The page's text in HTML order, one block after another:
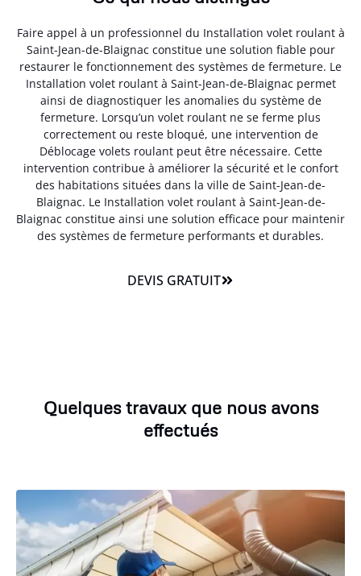
Faire appel à un professionnel du Installation volet roulant à
Saint-Jean-de-Blaignac constitue une solution fiable pour
restaurer le fonctionnement des systèmes de fermeture. Le
Installation volet roulant à Saint-Jean-de-Blaignac permet
ainsi de diagnostiquer les anomalies du système de
fermeture. Lorsqu’un volet roulant ne se ferme plus
correctement ou reste bloqué, une intervention de
Déblocage volets roulant peut être nécessaire. Cette
intervention contribue à améliorer la sécurité et le confort
des habitations situées dans la ville de Saint-Jean-de-
Blaignac. Le Installation volet roulant à Saint-Jean-de-
Blaignac constitue ainsi une solution efficace pour maintenir
des systèmes de fermeture performants et durables.
DEVIS GRATUIT
Quelques travaux que nous avons
effectués